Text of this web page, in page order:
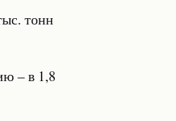
тонн
– в 1,8